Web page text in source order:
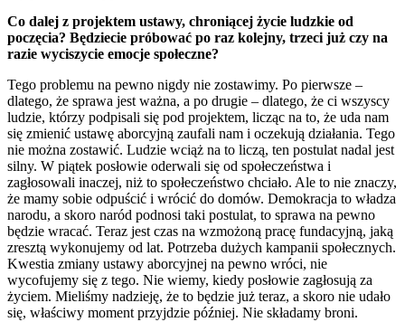
Co dalej z projektem ustawy, chroniącej życie ludzkie od
poczęcia? Będziecie próbować po raz kolejny, trzeci już czy na
razie wyciszycie emocje społeczne?
Tego problemu na pewno nigdy nie zostawimy. Po pierwsze –
dlatego, że sprawa jest ważna, a po drugie – dlatego, że ci wszyscy
ludzie, którzy podpisali się pod projektem, licząc na to, że uda nam
się zmienić ustawę aborcyjną zaufali nam i oczekują działania. Tego
nie można zostawić. Ludzie wciąż na to liczą, ten postulat nadal jest
silny. W piątek posłowie oderwali się od społeczeństwa i
zagłosowali inaczej, niż to społeczeństwo chciało. Ale to nie znaczy,
że mamy sobie odpuścić i wrócić do domów. Demokracja to władza
narodu, a skoro naród podnosi taki postulat, to sprawa na pewno
będzie wracać. Teraz jest czas na wzmożoną pracę fundacyjną, jaką
zresztą wykonujemy od lat. Potrzeba dużych kampanii społecznych.
Kwestia zmiany ustawy aborcyjnej na pewno wróci, nie
wycofujemy się z tego. Nie wiemy, kiedy posłowie zagłosują za
życiem. Mieliśmy nadzieję, że to będzie już teraz, a skoro nie udało
się, właściwy moment przyjdzie później. Nie składamy broni.